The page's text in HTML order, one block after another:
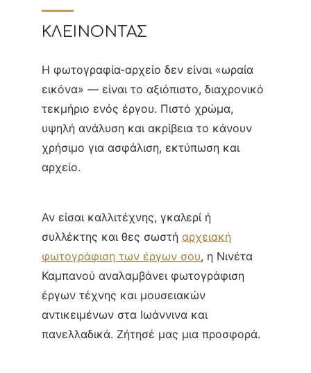
ΚΛΕΊΝΟΝΤΑΣ
Η φωτογραφία-αρχείο δεν είναι «ωραία
εικόνα» — είναι το αξιόπιστο, διαχρονικό
τεκμήριο ενός έργου. Πιστό χρώμα,
υψηλή ανάλυση και ακρίβεια το κάνουν
χρήσιμο για ασφάλιση, εκτύπωση και
αρχείο.
Αν είσαι καλλιτέχνης, γκαλερί ή
συλλέκτης και θες σωστή αρχειακή
φωτογράφιση των έργων σου, η Νινέτα
Καμπανού αναλαμβάνει φωτογράφιση
έργων τέχνης και μουσειακών
αντικειμένων στα Ιωάννινα και
πανελλαδικά. Ζήτησέ μας μια προσφορά.